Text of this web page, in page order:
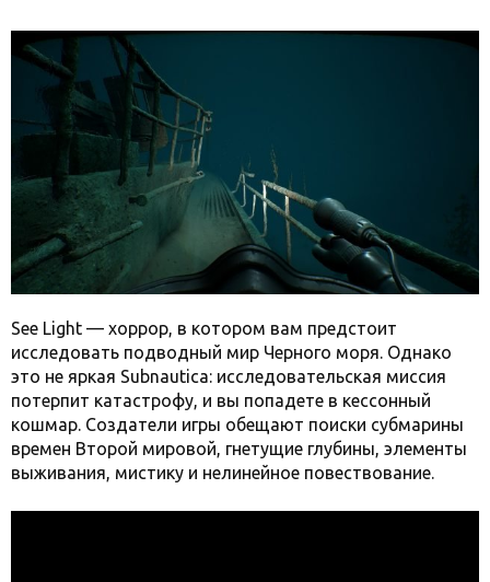
See Light — хоррор, в котором вам предстоит
исследовать подводный мир Черного моря. Однако
это не яркая Subnautica: исследовательская миссия
потерпит катастрофу, и вы попадете в кессонный
кошмар. Создатели игры обещают поиски субмарины
времен Второй мировой, гнетущие глубины, элементы
выживания, мистику и нелинейное повествование.